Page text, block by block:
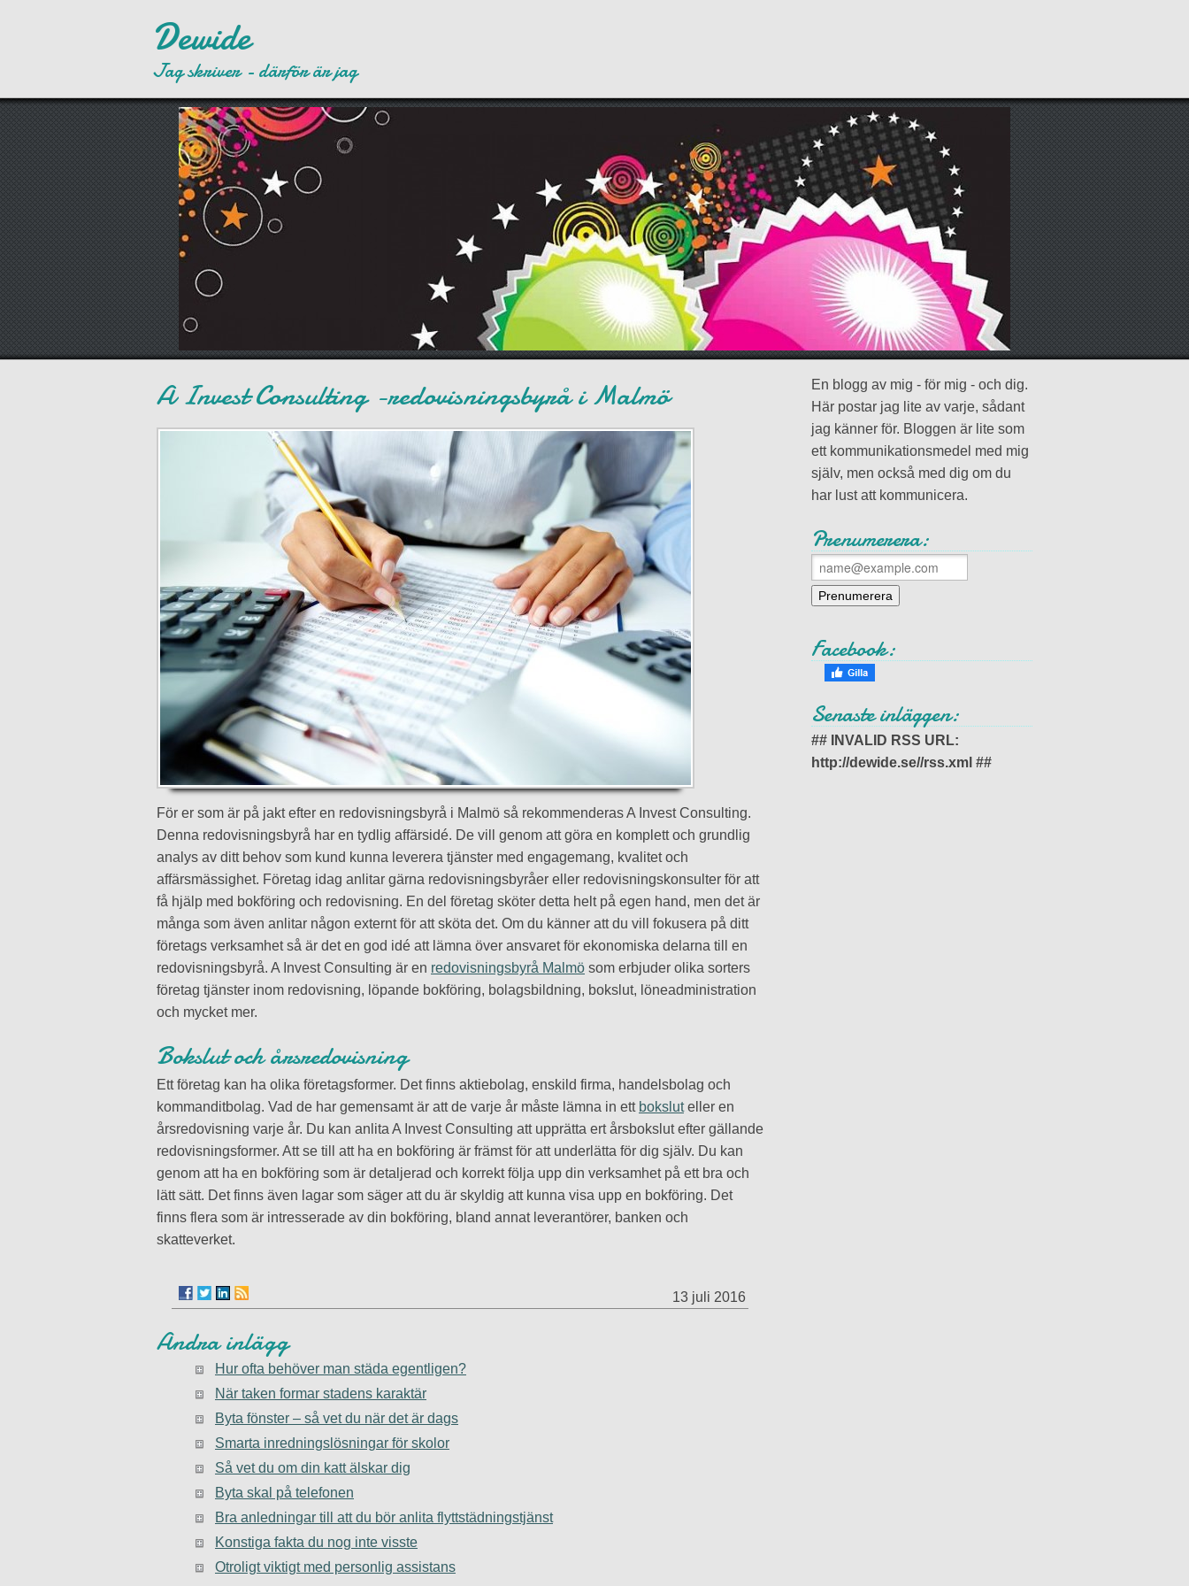
Dewide
Jag skriver - därför är jag
A Invest Consulting -redovisningsbyrå i Malmö
För er som är på jakt efter en redovisningsbyrå i Malmö så rekommenderas A Invest Consulting.
Denna redovisningsbyrå har en tydlig affärsidé. De vill genom att göra en komplett och grundlig
analys av ditt behov som kund kunna leverera tjänster med engagemang, kvalitet och
affärsmässighet. Företag idag anlitar gärna redovisningsbyråer eller redovisningskonsulter för att
få hjälp med bokföring och redovisning. En del företag sköter detta helt på egen hand, men det är
många som även anlitar någon externt för att sköta det. Om du känner att du vill fokusera på ditt
företags verksamhet så är det en god idé att lämna över ansvaret för ekonomiska delarna till en
redovisningsbyrå. A Invest Consulting är en redovisningsbyrå Malmö som erbjuder olika sorters
företag tjänster inom redovisning, löpande bokföring, bolagsbildning, bokslut, löneadministration
och mycket mer.
Bokslut och årsredovisning
Ett företag kan ha olika företagsformer. Det finns aktiebolag, enskild firma, handelsbolag och
kommanditbolag. Vad de har gemensamt är att de varje år måste lämna in ett boksluteller en
årsredovisning varje år. Du kan anlita A Invest Consulting att upprätta ert årsbokslut efter gällande
redovisningsformer. Att se till att ha en bokföring är främst för att underlätta för dig själv. Du kan
genom att ha en bokföring som är detaljerad och korrekt följa upp din verksamhet på ett bra och
lätt sätt. Det finns även lagar som säger att du är skyldig att kunna visa upp en bokföring. Det
finns flera som är intresserade av din bokföring, bland annat leverantörer, banken och
skatteverket.
13 juli 2016
Andra inlägg
Hur ofta behöver man städa egentligen?
När taken formar stadens karaktär
Byta fönster – så vet du när det är dags
Smarta inredningslösningar för skolor
Så vet du om din katt älskar dig
Byta skal på telefonen
Bra anledningar till att du bör anlita flyttstädningstjänst
Konstiga fakta du nog inte visste
Otroligt viktigt med personlig assistans
En blogg av mig - för mig - och dig.
Här postar jag lite av varje, sådant
jag känner för. Bloggen är lite som
ett kommunikationsmedel med mig
själv, men också med dig om du
har lust att kommunicera.
Prenumerera:
Facebook:
Senaste inläggen:
## INVALID RSS URL:
http://dewide.se//rss.xml ##